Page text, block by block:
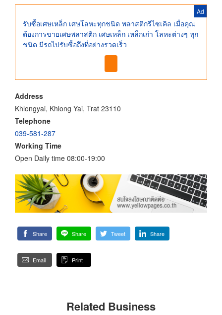
Ad
รับซื้อเศษเหล็ก เศษโลหะทุกชนิด พลาสติกรีไซเคิล เมื่อคุณ
ต้องการขายเศษพลาสติก เศษเหล็ก เหล็กเก่า โลหะต่างๆ ทุก
ชนิด มีรถไปรับซื้อถึงที่อย่างรวดเร็ว
Address
Khlongyai, Khlong Yai, Trat 23110
Telephone
039-581-287
Working Time
Open Daily time 08:00-19:00
Share Share Tweet Share
Email Print
Related Business